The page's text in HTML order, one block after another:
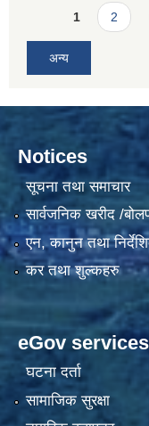
Pages
1 2
अन्य
Notices
सूचना तथा समाचार
सार्वजनिक खरीद /
एन, कानुन तथा
कर तथा शुल्कहरु
eGov services
घटना दर्ता
सामाजिक सुरक्षा